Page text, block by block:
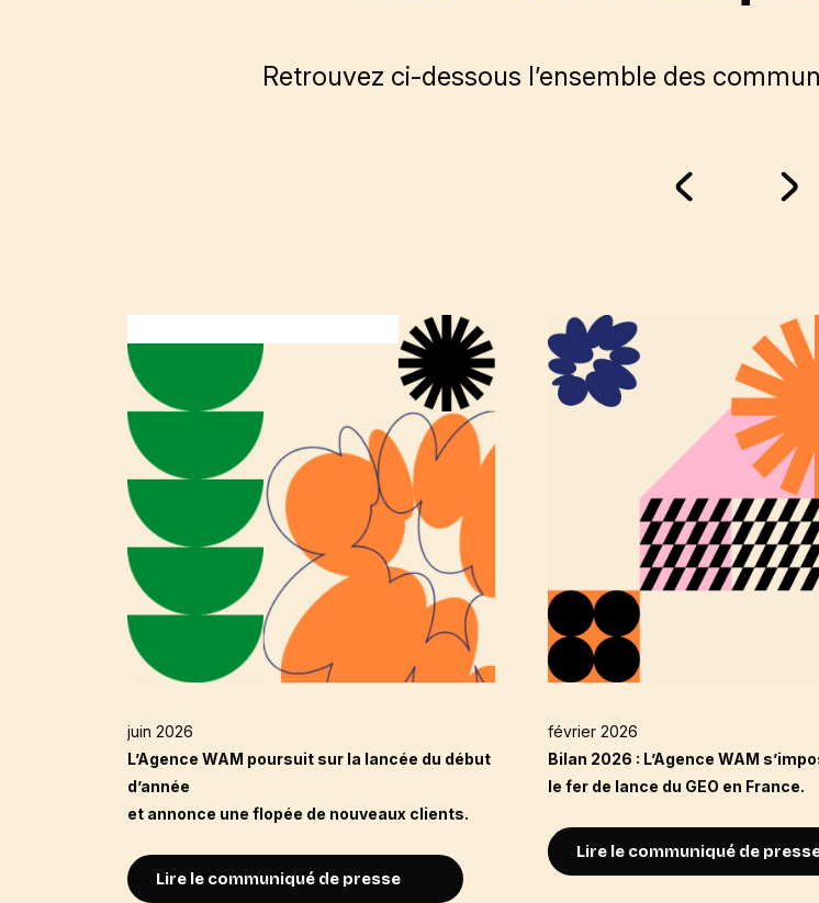
Retrouvez ci-dessous l’ensemble des
juin 2026
L’Agence WAM poursuit sur la lancée du début
d’année
et annonce une flopée de nouveaux clients.
Lire le communiqué de presse
février 2026
Bilan 2026 : L’Agence WAM
le fer de lance du GEO en France.
Lire le communiqué de